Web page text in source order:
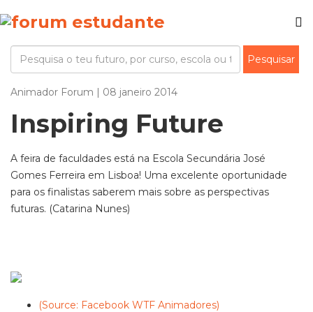
Animador Forum | 08 janeiro 2014
Inspiring Future
A feira de faculdades está na Escola Secundária José
Gomes Ferreira em Lisboa! Uma excelente oportunidade
para os finalistas saberem mais sobre as perspectivas
futuras. (Catarina Nunes)
(Source: Facebook WTF Animadores)